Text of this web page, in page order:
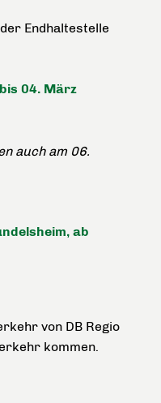
Endhaltestelle
04. März
auch am 06.
ab
von DB Regio
kommen.